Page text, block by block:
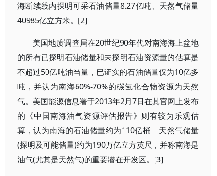
海断续线内探明可采石油储量8.27亿吨、天然气储量
40985亿立方米。[2]
美国地质调查局在20世纪90年代对南海海上盆地
的所有已探明石油储量和未探明石油资源量的估算是
不超过50亿吨油当量，已证实的石油储量仅为10亿多
吨，并认为南海60%-70%的碳氢化合物资源为天然
气。美国能源信息署于2013年2月7日在其官网上发布
的《中国南海油气资源评估报告》则有较为乐观估
算，认为南海的石油储量约为110亿桶，天然气储量
(探明及可能储量)约为190万亿立方英尺，并称南海是
油气(尤其是天然气)的重要潜在开发区。[3]